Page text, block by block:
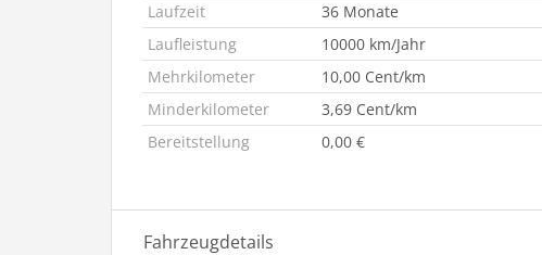
Laufzeit
36 Monate
Laufleistung
10000 km/Jahr
Mehrkilometer
10,00 Cent/km
Minderkilometer
3,69 Cent/km
Bereitstellung
0,00 €
Fahrzeugdetails